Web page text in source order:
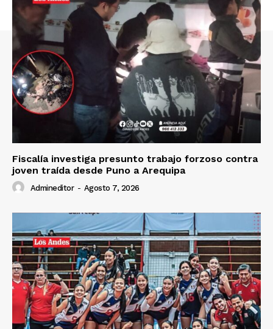
SUSCRIBETE
Diario los Andes
Nosotros
Contacto
Prensa
Fiscalía investiga presunto trabajo forzoso contra
joven traída desde Puno a Arequipa
Admineditor - Agosto 7, 2026